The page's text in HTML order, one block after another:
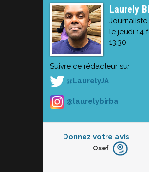
Laurely
le jeudi 14
13:30
Suivre ce rédacteur sur
@LaurelyJA
@laurelybirba
Donnez votre avis
Furieux
Osef